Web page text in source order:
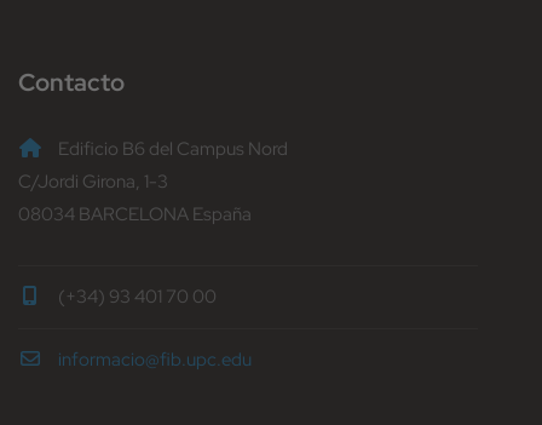
Contacto
Edificio B6 del Campus Nord
C/Jordi Girona, 1-3
08034 BARCELONA España
(+34) 93 401 70 00
informacio@fib.upc.edu